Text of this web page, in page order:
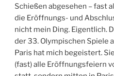
Schießen abgesehen – fast
die Eröffnungs- und
nicht mein Ding. Eigentlich.
der 33. Olympischen Spiele
Paris hat mich begeistert.
(fast) alle Eröffnungsfeiern